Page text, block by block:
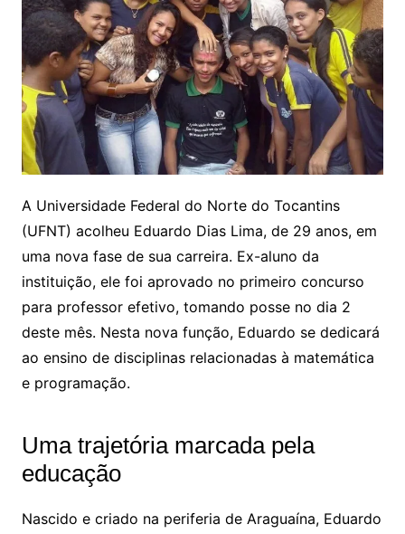
A Universidade Federal do Norte do Tocantins
(UFNT) acolheu Eduardo Dias Lima, de 29 anos, em
uma nova fase de sua carreira. Ex-aluno da
instituição, ele foi aprovado no primeiro concurso
para professor efetivo, tomando posse no dia 2
deste mês. Nesta nova função, Eduardo se dedicará
ao ensino de disciplinas relacionadas à matemática
e programação.
Uma trajetória marcada pela
educação
Nascido e criado na periferia de Araguaína, Eduardo